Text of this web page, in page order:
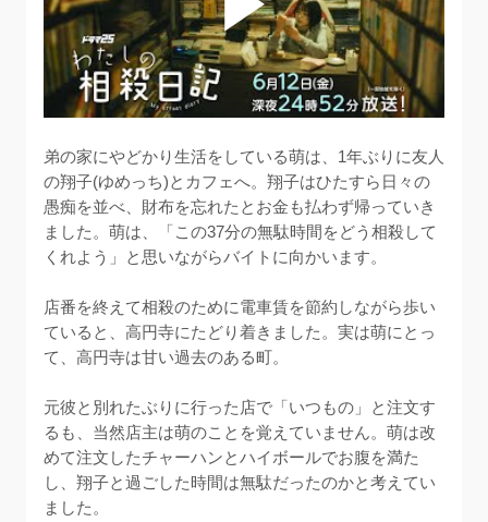
弟の家にやどかり生活をしている萌は、1年ぶりに友人
の翔子(ゆめっち)とカフェへ。翔子はひたすら日々の
愚痴を並べ、財布を忘れたとお金も払わず帰っていき
ました。萌は、「この37分の無駄時間をどう相殺して
くれよう」と思いながらバイトに向かいます。
店番を終えて相殺のために電車賃を節約しながら歩い
ていると、高円寺にたどり着きました。実は萌にとっ
て、高円寺は甘い過去のある町。
元彼と別れたぶりに行った店で「いつもの」と注文す
るも、当然店主は萌のことを覚えていません。萌は改
めて注文したチャーハンとハイボールでお腹を満た
し、翔子と過ごした時間は無駄だったのかと考えてい
ました。